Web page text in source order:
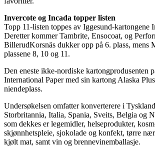
Invercote og Incada topper listen
Topp 11-listen toppes av Iggesund-kartongene
Deretter kommer Tambrite, Ensocoat, og
BillerudKorsnäs dukker opp på 6. plass, mens
plassene 8, 10 og 11.
Den eneste ikke-nordiske kartongprodusenten
International Paper med sin kartong Alaska
niendeplass.
Undersøkelsen omfatter konverterere i
Storbritannia, Italia, Spania, Sveits, Belgia og
som dekkes er legemidler, helseprodukter,
skjønnhetspleie, sjokolade og konfekt, tørre
kjølt mat, samt vin og brennevinemballasje.